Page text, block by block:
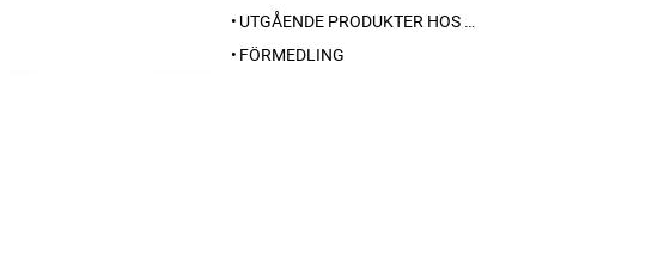
UTGÅENDE PRODUKTER HOS LEVERANTÖR
FÖRMEDLING